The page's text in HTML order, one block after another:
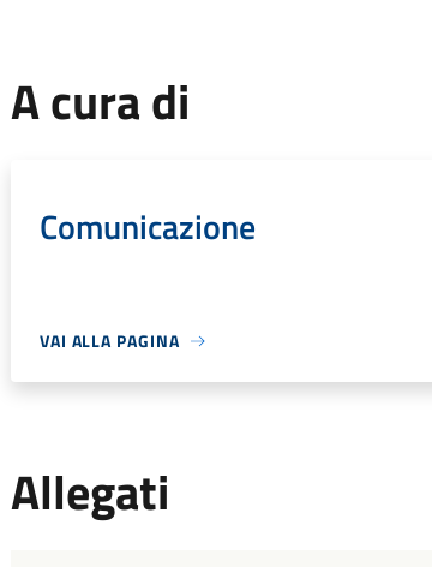
A cura di
Comunicazione
VAI ALLA PAGINA
Allegati